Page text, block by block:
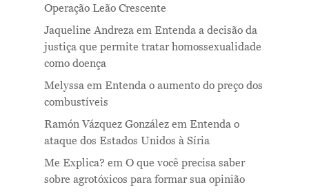
Operação Leão Crescente
Jaqueline Andreza em Entenda a decisão da
justiça que permite tratar homossexualidade
como doença
Melyssa em Entenda o aumento do preço dos
combustíveis
Ramón Vázquez González em Entenda o
ataque dos Estados Unidos à Síria
Me Explica? em O que você precisa saber
sobre agrotóxicos para formar sua opinião